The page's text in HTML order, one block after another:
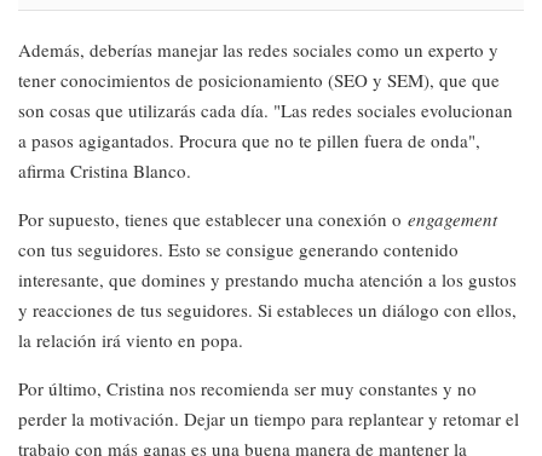
Además, deberías manejar las redes sociales como un experto y
tener conocimientos de posicionamiento (SEO y SEM), que que
son cosas que utilizarás cada día. "Las redes sociales evolucionan
a pasos agigantados. Procura que no te pillen fuera de onda",
afirma Cristina Blanco.
Por supuesto, tienes que establecer una conexión o engagement
con tus seguidores. Esto se consigue generando contenido
interesante, que domines y prestando mucha atención a los gustos
y reacciones de tus seguidores. Si estableces un diálogo con ellos,
la relación irá viento en popa.
Por último, Cristina nos recomienda ser muy constantes y no
perder la motivación. Dejar un tiempo para replantear y retomar el
trabajo con más ganas es una buena manera de mantener la